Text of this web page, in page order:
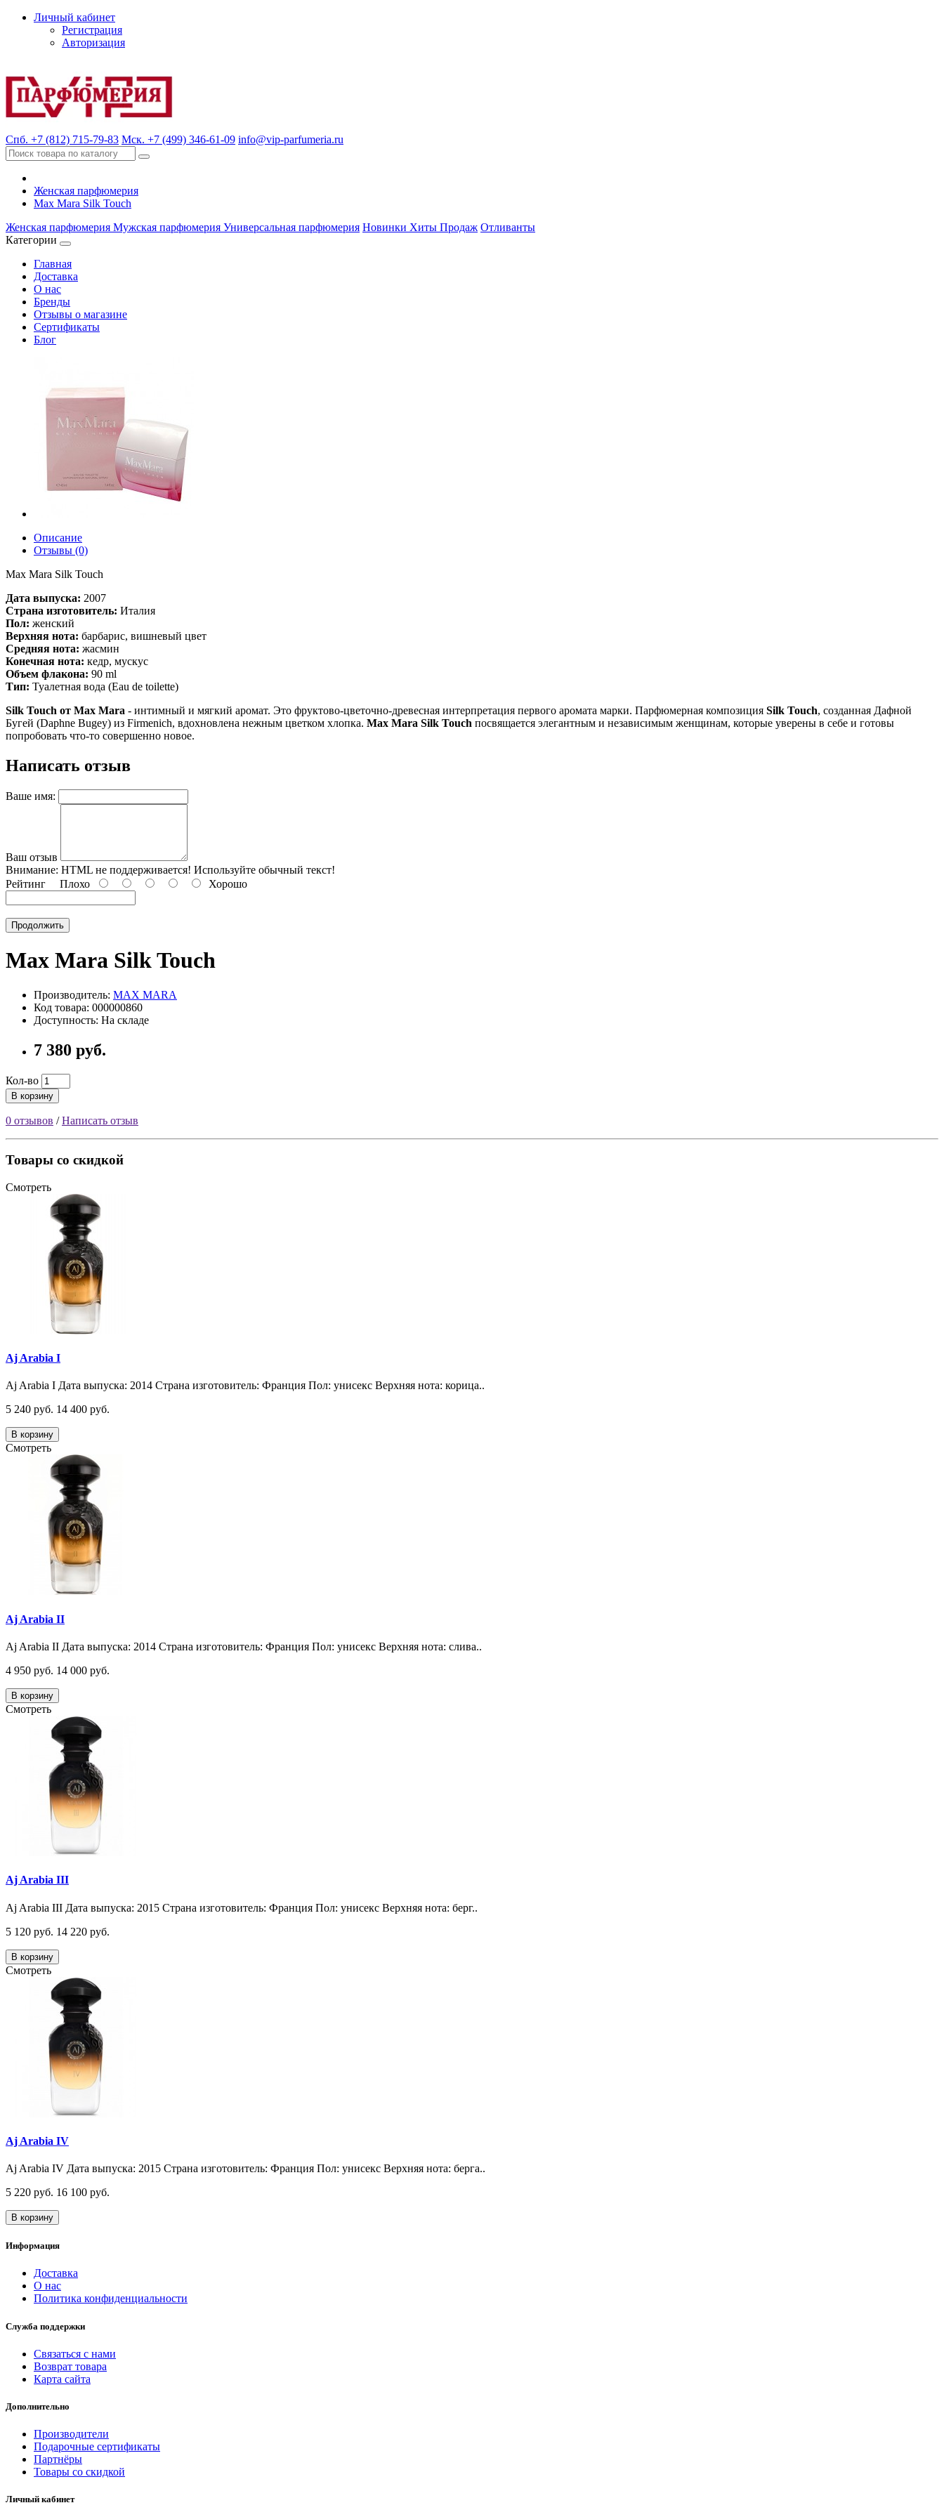
Личный кабинет
Регистрация
Авторизация
Спб. +7 (812) 715-79-83 Мск. +7 (499) 346-61-09 info@vip-parfumeria.ru
Женская парфюмерия
Max Mara Silk Touch
Женская парфюмерия Мужская парфюмерия Универсальная парфюмерия Новинки Хиты Продаж Отливанты
Категории
Главная
Доставка
О нас
Бренды
Отзывы о магазине
Сертификаты
Блог
Описание
Отзывы (0)
Max Mara Silk Touch
Дата выпуска: 2007
Страна изготовитель: Италия
Пол: женский
Верхняя нота: барбарис, вишневый цвет
Средняя нота: жасмин
Конечная нота: кедр, мускус
Объем флакона: 90 ml
Тип: Туалетная вода (Eau de toilette)
Silk Touch от Max Mara - интимный и мягкий аромат. Это фруктово-цветочно-древесная интерпретация первого аромата марки. Парфюмерная композиция Silk Touch, созданная Дафной
Бугей (Daphne Bugey) из Firmenich, вдохновлена нежным цветком хлопка. Max Mara Silk Touch посвящается элегантным и независимым женщинам, которые уверены в себе и готовы
попробовать что-то совершенно новое.
Написать отзыв
Ваше имя:
Ваш отзыв
Внимание: HTML не поддерживается! Используйте обычный текст!
Рейтинг Плохо Хорошо
Продолжить
Max Mara Silk Touch
Производитель: MAX MARA
Код товара: 000000860
Доступность: На складе
7 380 руб.
Кол-во
В корзину
0 отзывов /Написать отзыв
Товары со скидкой
Смотреть
Aj Arabia I
Aj Arabia I Дата выпуска: 2014 Страна изготовитель: Франция Пол: унисекс Верхняя нота: корица..
5 240 руб. 14 400 руб.
В корзину
Смотреть
Aj Arabia II
Aj Arabia II Дата выпуска: 2014 Страна изготовитель: Франция Пол: унисекс Верхняя нота: слива..
4 950 руб. 14 000 руб.
В корзину
Смотреть
Aj Arabia III
Aj Arabia III Дата выпуска: 2015 Страна изготовитель: Франция Пол: унисекс Верхняя нота: берг..
5 120 руб. 14 220 руб.
В корзину
Смотреть
Aj Arabia IV
Aj Arabia IV Дата выпуска: 2015 Страна изготовитель: Франция Пол: унисекс Верхняя нота: берга..
5 220 руб. 16 100 руб.
В корзину
Информация
Доставка
О нас
Политика конфиденциальности
Служба поддержки
Связаться с нами
Возврат товара
Карта сайта
Дополнительно
Производители
Подарочные сертификаты
Партнёры
Товары со скидкой
Личный кабинет